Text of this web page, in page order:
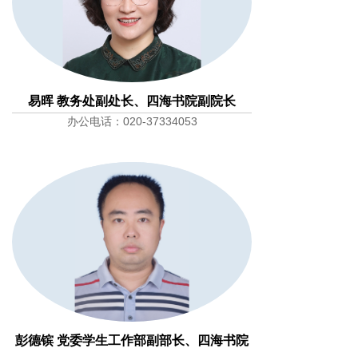
易晖 教务处副处长、四海书院副院长
办公电话：020-37334053
彭德镔 党委学生工作部副部长、四海书院